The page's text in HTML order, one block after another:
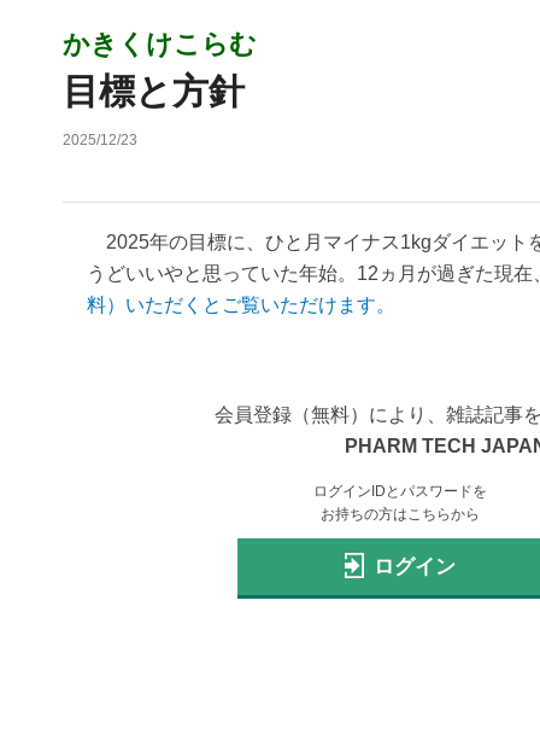
かきくけこらむ
目標と方針
2025/12/23
2025年の目標に、ひと月マイナス1kgダイエット
うどいいやと思っていた年始。12ヵ月が過ぎた現
料）いただくとご覧いただけます。
会員登録（無料）により、雑誌記事
PHARM TECH
ログインIDとパスワードを
お持ちの方はこちらから
ログイン